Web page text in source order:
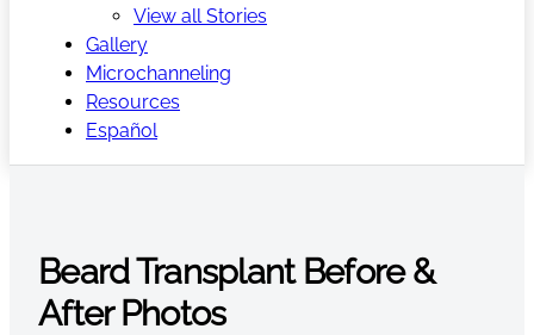
View all Stories
Gallery
Microchanneling
Resources
Español
Beard Transplant Before &
After Photos